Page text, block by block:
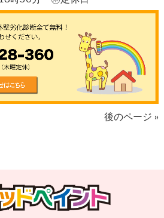
後のページ »